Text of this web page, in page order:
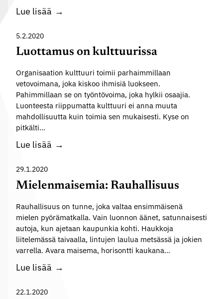
e
a
:
R
e
n
t
u
Lue lisää M
a
n
o
t
t
n
m
e
r
k
t
Luottamus on kulttuurissa
5.2.2020
Organisaation kulttuuri toimii parhaimmillaan
vetovoimana, joka kiskoo ihmisiä luokseen.
Pahimmillaan se on työntövoima, joka hylkii osaajia.
Luonteesta riippumatta kulttuuri ei anna muuta
mahdollisuutta kuin toimia sen mukaisesti. Kyse on
pitkälti…
Lue lisää
t
a
m
u
s
n
Mielenmaisemia: Rauhallisuus
29.1.2020
Rauhallisuus on tunne, joka valtaa ensimmäisenä
mielen pyörämatkalla. Vain luonnon äänet, satunnaisesti
autoja, kun ajetaan kaupunkia kohti. Haukkoja
liitelemässä taivaalla, lintujen laulua metsässä ja jokien
varrella. Avara maisema, horisontti kaukana…
Lue lisää M
22.1.2020